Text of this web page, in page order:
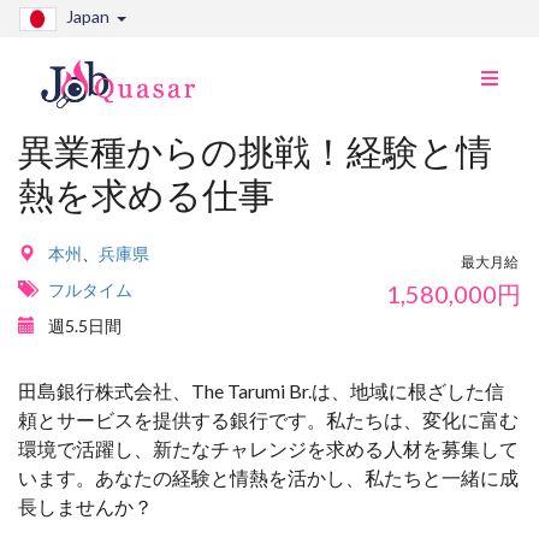
Japan
ナ
り
異業種からの挑戦！経験と情
熱を求める仕事
本州
兵庫県
フルタイム
週5.5日間
最大月給
1,580,000円
田島銀行株式会社、The Tarumi Br.は、地域に根ざした信
頼とサービスを提供する銀行です。私たちは、変化に富む
環境で活躍し、新たなチャレンジを求める人材を募集して
います。あなたの経験と情熱を活かし、私たちと一緒に成
長しませんか？